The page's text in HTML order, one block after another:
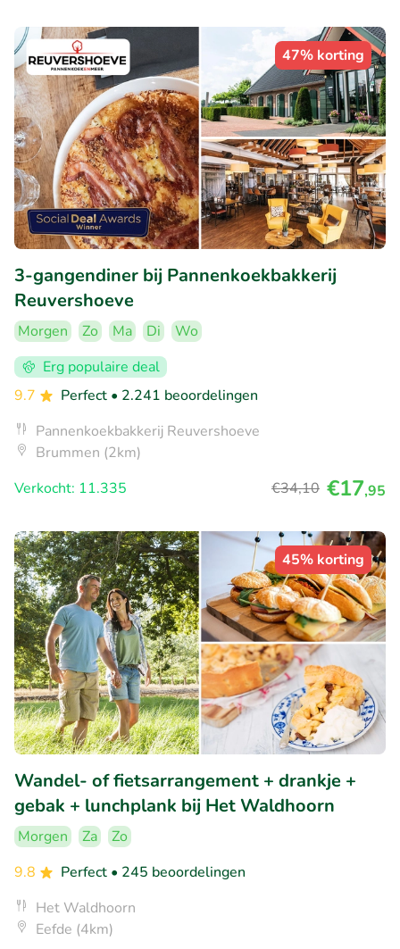
47% korting
3-gangendiner bij Pannenkoekbakkerij
Reuvershoeve
Morgen Zo Ma Di
Wo
Erg populaire deal
9.7
Perfect • 2.241 beoordelingen
Pannenkoekbakkerij Reuvershoeve
Brummen (2km)
Verkocht: 11.335
€34,10 €17,95
45% korting
Wandel- of fietsarrangement + drankje +
gebak + lunchplank bij Het Waldhoorn
Morgen Za
Zo
9.8
Perfect • 245 beoordelingen
Het Waldhoorn
Eefde (4km)